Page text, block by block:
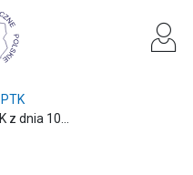
dnia 10...